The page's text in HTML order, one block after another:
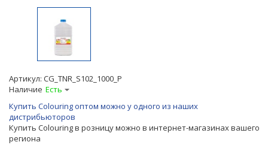
Артикул: CG_TNR_S102_1000_P
Наличие Есть
Купить Colouring оптом можно у одного из наших
дистрибьюторов
Купить Colouring в розницу можно в интернет-магазинах вашего
региона